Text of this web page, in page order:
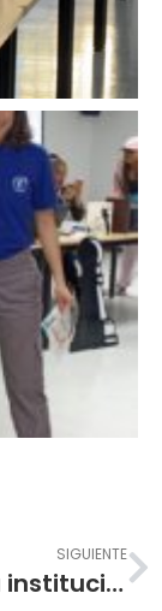
SIGUIENTE
¡Nuestra institución brilló en la inauguración de los Juegos Intercolegiados 2026!